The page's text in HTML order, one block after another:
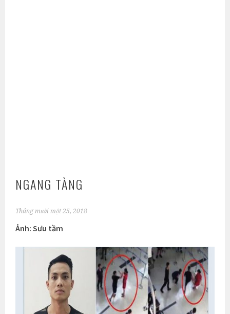
NGANG TÀNG
Tháng mười một 25, 2018
Ảnh: Sưu tầm